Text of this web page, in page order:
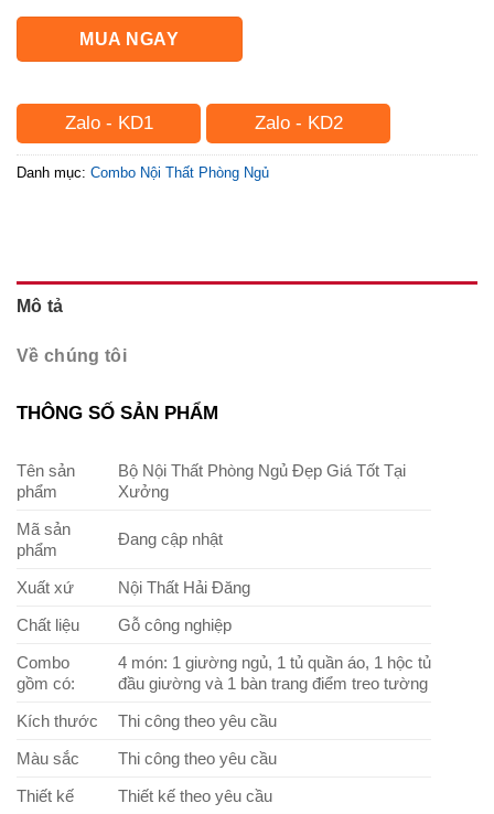
MUA NGAY
Zalo - KD1 Zalo - KD2
Danh mục: Combo Nội Thất Phòng Ngủ
Mô tả
Về chúng tôi
THÔNG SỐ SẢN PHẨM
Tên sản
phẩm
Bộ Nội Thất Phòng Ngủ Đẹp Giá Tốt Tại
Xưởng
Mã sản
phẩm
Đang cập nhật
Xuất xứ
Nội Thất Hải Đăng
Chất liệu
Gỗ công nghiệp
Combo
gồm có:
4 món: 1 giường ngủ, 1 tủ quần áo, 1 hộc tủ
đầu giường và 1 bàn trang điểm treo tường
Kích thước
Thi công theo yêu cầu
Màu sắc
Thi công theo yêu cầu
Thiết kế
Thiết kế theo yêu cầu